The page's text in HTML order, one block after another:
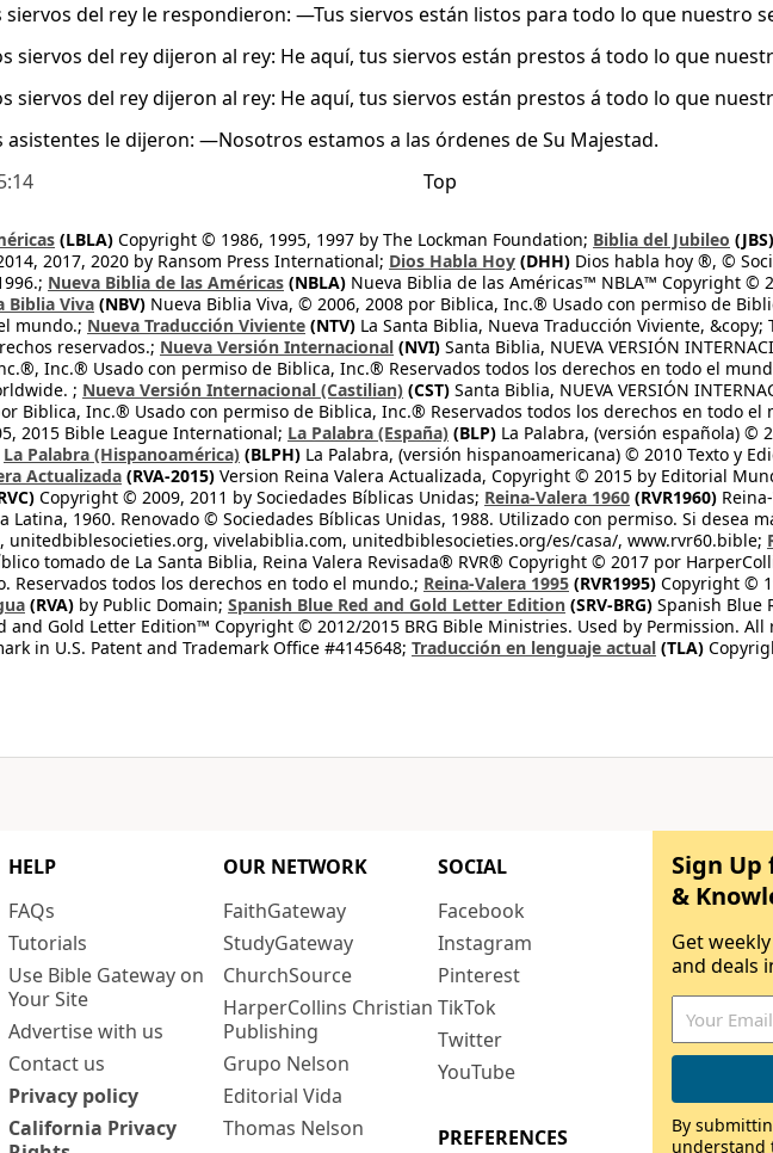
siervos del rey le respondieron: —Tus siervos están listos para todo lo que nuestro
siervos del rey dijeron al rey: He aquí, tus siervos están prestos á todo lo que
siervos del rey dijeron al rey: He aquí, tus siervos están prestos á todo lo que
asistentes le dijeron: —Nosotros estamos a las órdenes de Su Majestad.
Top
(LBLA) Copyright © 1986, 1995, 1997 by The Lockman Foundation; Biblia del Jubileo (JBS)
2017, 2020 by Ransom Press International; Dios Habla Hoy (DHH) Dios habla hoy ®, ©
Nueva Biblia de las Américas (NBLA) Nueva Biblia de las Américas™ NBLA™ Copyright ©
Biblia Viva (NBV) Nueva Biblia Viva, © 2006, 2008 por Biblica, Inc.® Usado con permiso de
mundo.; Nueva Traducción Viviente (NTV) La Santa Biblia, Nueva Traducción Viviente, &copy;
reservados.; Nueva Versión Internacional (NVI) Santa Biblia, NUEVA VERSIÓN
Inc.® Usado con permiso de Biblica, Inc.® Reservados todos los derechos en todo el
; Nueva Versión Internacional (Castilian) (CST) Santa Biblia, NUEVA VERSIÓN
Biblica, Inc.® Usado con permiso de Biblica, Inc.® Reservados todos los derechos en todo el
2015 Bible League International; La Palabra (España) (BLP) La Palabra, (versión española) ©
La Palabra (Hispanoamérica) (BLPH) La Palabra, (versión hispanoamericana) © 2010 Texto y
Actualizada (RVA-2015) Version Reina Valera Actualizada, Copyright © 2015 by Editorial
Copyright © 2009, 2011 by Sociedades Bíblicas Unidas; Reina-Valera 1960 (RVR1960)
Latina, 1960. Renovado © Sociedades Bíblicas Unidas, 1988. Utilizado con permiso. Si desea
unitedbiblesocieties.org, vivelabiblia.com, unitedbiblesocieties.org/es/casa/, www.rvr60.bible;
tomado de La Santa Biblia, Reina Valera Revisada® RVR® Copyright © 2017 por
Reservados todos los derechos en todo el mundo.; Reina-Valera 1995 (RVR1995) Copyright ©
(RVA) by Public Domain; Spanish Blue Red and Gold Letter Edition (SRV-BRG) Spanish Blue
and Gold Letter Edition™ Copyright © 2012/2015 BRG Bible Ministries. Used by Permission.
in U.S. Patent and Trademark Office #4145648; Traducción en lenguaje actual (TLA)
HELP
FAQs
Tutorials
Use Bible Gateway on
Your Site
Advertise with us
Contact us
Privacy policy
California Privacy
OUR NETWORK
FaithGateway
StudyGateway
ChurchSource
HarperCollins Christian
Publishing
Grupo Nelson
Editorial Vida
Thomas Nelson
SOCIAL
Facebook
Instagram
Pinterest
TikTok
Twitter
YouTube
PREFERENCES
Sign Up
&
Get
and deals
By
understand